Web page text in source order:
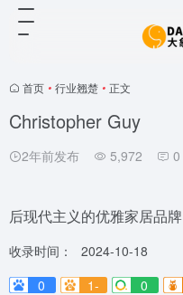
首页 • 行业翘楚 • 正文
Christopher Guy
2年前发布 5,972 0
后现代主义的优雅家居品牌
收录时间：
2024-10-18
0
1- 0